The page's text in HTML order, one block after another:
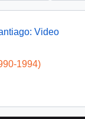
Video
1994)